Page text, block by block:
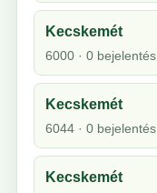
Kecskemét
6000 · 0 bejelentés
Kecskemét
6044 · 0 bejelentés
Kecskemét